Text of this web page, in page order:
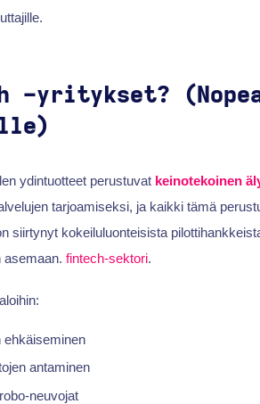
-yritykset?
ydintuotteet perustuvat keinotekoinen
tarjoamiseksi, ja kaikki tämä
siirtynyt kokeiluluonteisista
asemaan. fintech-sektori.
ehkäiseminen
antaminen
neuvojat